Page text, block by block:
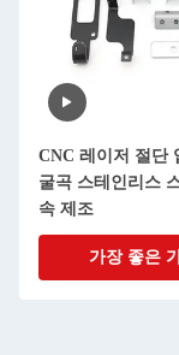
CNC 레이저 절단
굴곡 스테인리스
속 제조
가장 좋은